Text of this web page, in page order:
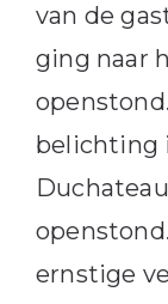
van de
ging naar
belichting
ernstige